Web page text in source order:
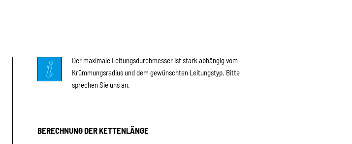
Der maximale Leitungsdurchmesser ist stark abhängig vom
Krümmungsradius und dem gewünschten Leitungstyp. Bitte
sprechen Sie uns an.
BERECHNUNG DER KETTENLÄNGE